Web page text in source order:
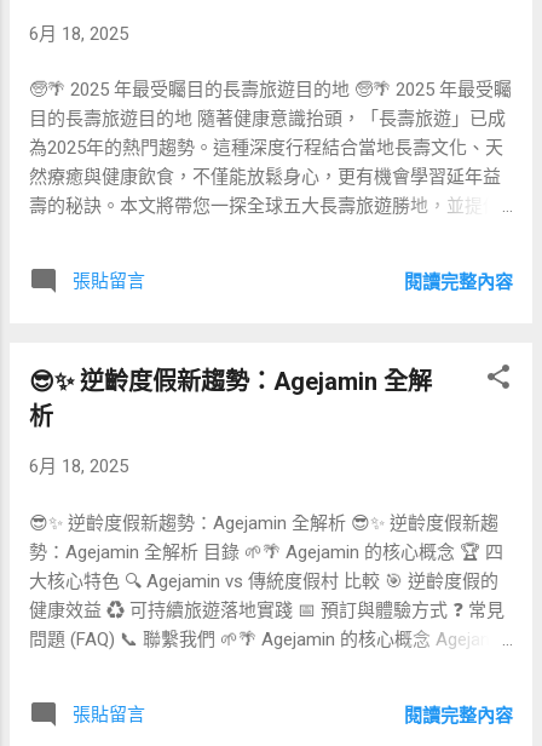
與資源回收流程，參與有機農場工作坊，親手種植本地樹
～15,000 （約US$260～500），建議療程 4～6 次為一個周
射到血液或靶向組織，以發揮再生與抗炎作用。此法可修復
老化組織、促進膠原蛋白新生，廣泛應用於皮膚回春、關節
退化與腦部健康。 優點：長期效果顯著、減少慢性發炎；缺
點：療程成本高、技術門檻與法規限制；市面價格約
NT$50,000～200,000 （約US$1,667～6,667），需專科醫療
激素水平下降是導致骨質疏鬆、皮膚乾燥、情緒不穩等老化
現象的重要因素。透過短效或長效荷爾蒙補充，可重建內分
增加血栓風險；月費約 NT$2,000～5,000 （約US$67～
167），需醫師處方與追蹤。 🫁 高壓氧艙復氧療程 高壓氧艙
度，促進傷...
6月 18, 2025
🧓🌴 2025 年最受矚目的長壽旅遊目的地 🧓🌴 2025 年最受矚
目的長壽旅遊目的地 隨著健康意識抬頭，「長壽旅遊」已成
為2025年的熱門趨勢。這種深度行程結合當地長壽文化、天
然療癒與健康飲食，不僅能放鬆身心，更有機會學習延年益
壽的秘訣。本文將帶您一探全球五大長壽旅遊勝地，並提供
島：純淨自然與健康溫泉 冰島以火山地形與千百個天然溫泉
聞名， 官方旅遊局 統計，定期浸泡溫泉能改善血液循環與紓
知名的「藍色地帶」，擁有世界最高的百歲老人比例。當地
飲食強調海藻、紫芋與低醣豆腐，搭配日式慢活節奏，有助
🇮🇹🇬🇷 地中海飲食比較：撒丁島 vs 伊卡利亞 地中海沿岸
（義大利）與伊卡利亞（希臘）的特色： 項目 撒丁島 伊卡
利亞 典型飲食 全麥麵包、羊奶乳酪、橄欖油 豆類燉菜、野
生蔬果、草本茶 活動模式 牧羊山區健行 海岸散步與社區聚
會 社交文化 小鎮節慶 家庭式晚宴 🌳 台灣長壽村探訪：現代
醫療結合自然療癒 台灣屏東與花蓮等地，有多個被譽為「長
活。推薦參訪當地有機農場、青山綠水健走路線，並體驗長
者養生講座。 🦎 史瓦濟蘭：南非高原上的長壽秘境 雖鮮少
張貼留言 閱讀完整內容
😎✨ 逆齡度假新趨勢：Agejamin 全解
析
6月 18, 2025
😎✨ 逆齡度假新趨勢：Agejamin 全解析 😎✨ 逆齡度假新趨
勢：Agejamin 全解析 目錄 🌱🌴 Agejamin 的核心概念 🏆 四
大核心特色 🔍 Agejamin vs 傳統度假村 比較 🎯 逆齡度假的
健康效益 ♻️ 可持續旅遊落地實踐 📅 預訂與體驗方式 ❓ 常見
問題 (FAQ) 📞 聯繫我們 🌱🌴 Agejamin 的核心概念 Agejamin
結合「環境、健康、樂趣、學習」的全齡化養生村。每位入
張貼留言 閱讀完整內容